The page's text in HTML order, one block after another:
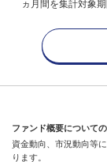
ヵ月間を集計対象
ファンド概要について
資金動向、市況動向等
ります。